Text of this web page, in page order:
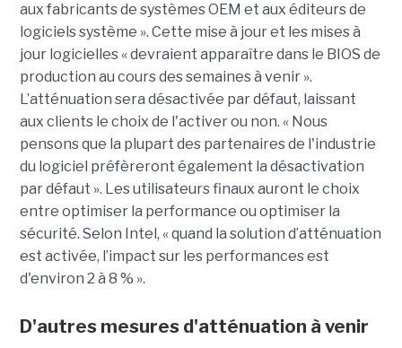
aux fabricants de systèmes OEM et aux éditeurs de
logiciels système ». Cette mise à jour et les mises à
jour logicielles « devraient apparaître dans le BIOS de
production au cours des semaines à venir ».
L’atténuation sera désactivée par défaut, laissant
aux clients le choix de l'activer ou non. « Nous
pensons que la plupart des partenaires de l'industrie
du logiciel préfèreront également la désactivation
par défaut ». Les utilisateurs finaux auront le choix
entre optimiser la performance ou optimiser la
sécurité. Selon Intel, « quand la solution d’atténuation
est activée, l’impact sur les performances est
d'environ 2 à 8 % ».
D'autres mesures d'atténuation à venir